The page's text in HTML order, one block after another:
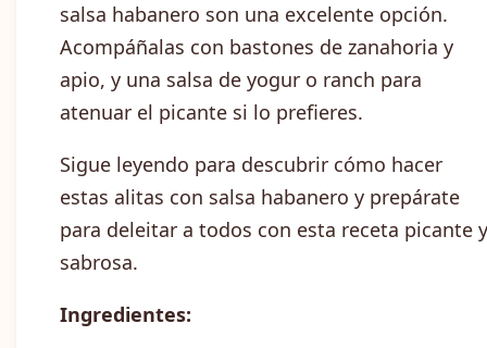
salsa habanero son una excelente opción.
Acompáñalas con bastones de zanahoria y
apio, y una salsa de yogur o ranch para
atenuar el picante si lo prefieres.
Sigue leyendo para descubrir cómo hacer
estas alitas con salsa habanero y prepárate
para deleitar a todos con esta receta picante y
sabrosa.
Ingredientes: